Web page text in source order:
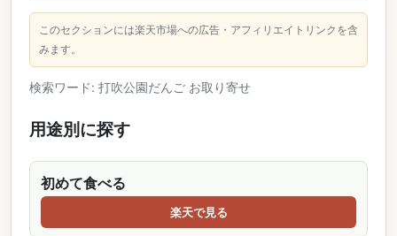
このセクションには楽天市場への広告・アフィリエイトリンクを含
みます。
検索ワード: 打吹公園だんご お取り寄せ
用途別に探す
初めて食べる
楽天で見る